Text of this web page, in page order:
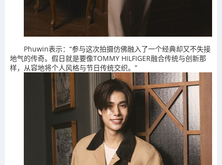
Phuwin表示：“参与这次拍摄仿佛融入了一个经典却又不失接
地气的传奇。假日就是要像TOMMY HILFIGER融合传统与创新那
样，从容地将个人风格与节日传统交织。”